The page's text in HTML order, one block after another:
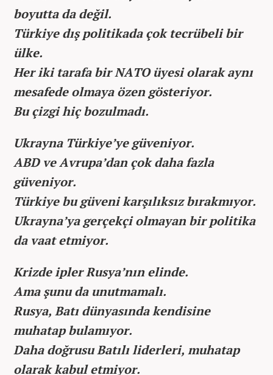
boyutta da değil.
Türkiye dış politikada çok tecrübeli bir
ülke.
Her iki tarafa bir NATO üyesi olarak aynı
mesafede olmaya özen gösteriyor.
Bu çizgi hiç bozulmadı.
Ukrayna Türkiye’ye güveniyor.
ABD ve Avrupa’dan çok daha fazla
güveniyor.
Türkiye bu güveni karşılıksız bırakmıyor.
Ukrayna’ya gerçekçi olmayan bir politika
da vaat etmiyor.
Krizde ipler Rusya’nın elinde.
Ama şunu da unutmamalı.
Rusya, Batı dünyasında kendisine
muhatap bulamıyor.
Daha doğrusu Batılı liderleri, muhatap
olarak kabul etmiyor.